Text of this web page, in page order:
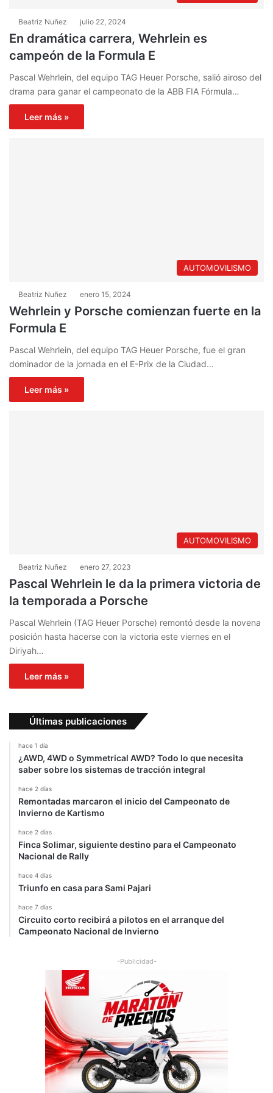
Beatriz Nuñez julio 22, 2024
En dramática carrera, Wehrlein es
campeón de la Formula E
Pascal Wehrlein, del equipo TAG Heuer Porsche, salió airoso del
drama para ganar el campeonato de la ABB FIA Fórmula…
Leer más »
AUTOMOVILISMO
Beatriz Nuñez enero 15, 2024
Wehrlein y Porsche comienzan fuerte en la
Formula E
Pascal Wehrlein, del equipo TAG Heuer Porsche, fue el gran
dominador de la jornada en el E-Prix de la Ciudad…
Leer más »
AUTOMOVILISMO
Beatriz Nuñez enero 27, 2023
Pascal Wehrlein le da la primera victoria de
la temporada a Porsche
Pascal Wehrlein (TAG Heuer Porsche) remontó desde la novena
posición hasta hacerse con la victoria este viernes en el
Diriyah…
Leer más »
Últimas publicaciones
hace 1 día
¿AWD, 4WD o Symmetrical AWD? Todo lo que necesita
saber sobre los sistemas de tracción integral
hace 2 días
Remontadas marcaron el inicio del Campeonato de
Invierno de Kartismo
hace 2 días
Finca Solimar, siguiente destino para el Campeonato
Nacional de Rally
hace 4 días
Triunfo en casa para Sami Pajari
hace 7 días
Circuito corto recibirá a pilotos en el arranque del
Campeonato Nacional de Invierno
-Publicidad-